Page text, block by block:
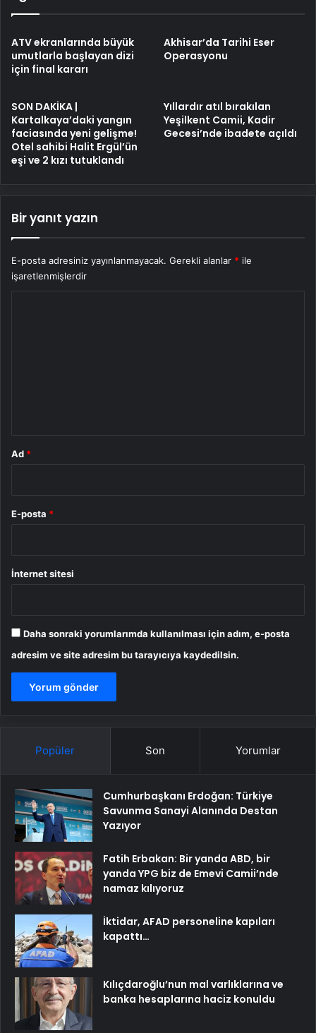
ATV ekranlarında büyük
umutlarla başlayan dizi
için final kararı
Akhisar’da Tarihi Eser
Operasyonu
SON DAKİKA |
Kartalkaya’daki yangın
faciasında yeni gelişme!
Otel sahibi Halit Ergül’ün
eşi ve 2 kızı tutuklandı
Yıllardır atıl bırakılan
Yeşilkent Camii, Kadir
Gecesi’nde ibadete açıldı
Bir yanıt yazın
E-posta adresiniz yayınlanmayacak. Gerekli alanlar * ile
işaretlenmişlerdir
Ad *
E-posta *
İnternet sitesi
Daha sonraki yorumlarımda kullanılması için adım, e-posta
adresim ve site adresim bu tarayıcıya kaydedilsin.
Popüler Son Yorumlar
Cumhurbaşkanı Erdoğan: Türkiye
Savunma Sanayi Alanında Destan
Yazıyor
Fatih Erbakan: Bir yanda ABD, bir
yanda YPG biz de Emevi Camii’nde
namaz kılıyoruz
İktidar, AFAD personeline kapıları
kapattı…
Kılıçdaroğlu’nun mal varlıklarına ve
banka hesaplarına haciz konuldu